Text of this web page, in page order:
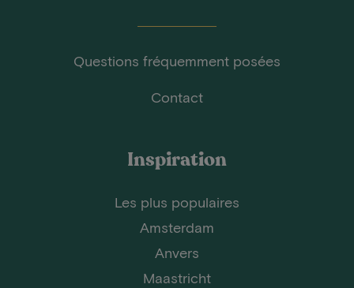
Questions fréquemment posées
Contact
Inspiration
Les plus populaires
Amsterdam
Anvers
Maastricht